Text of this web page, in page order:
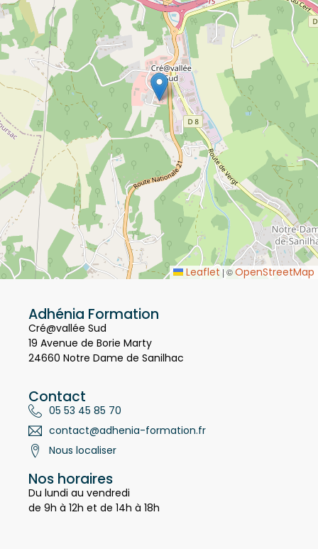
Adhénia Formation
Cré@vallée Sud
19 Avenue de Borie Marty
Contact
05 53 45 85 70
contact@adhenia-formation.fr
Nos horaires
Du lundi au vendredi